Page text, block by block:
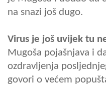
na snazi još dugo.
Virus je još uvijek tu
Mugoša pojašnjava i
ozdravljenja
govori o većem